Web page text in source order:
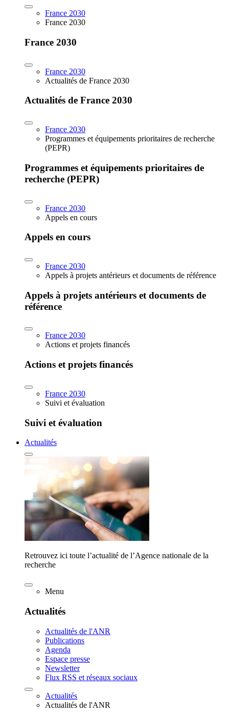
France 2030
France 2030
France 2030
France 2030
Actualités de France 2030
Actualités de France 2030
France 2030
Programmes et équipements prioritaires de recherche
(PEPR)
Programmes et équipements prioritaires de
recherche (PEPR)
France 2030
Appels en cours
Appels en cours
France 2030
Appels à projets antérieurs et documents de référence
Appels à projets antérieurs et documents de
référence
France 2030
Actions et projets financés
Actions et projets financés
France 2030
Suivi et évaluation
Suivi et évaluation
Actualités
Retrouvez ici toute l’actualité de l’Agence nationale de la
recherche
Menu
Actualités
Actualités de l'ANR
Publications
Agenda
Espace presse
Newsletter
Flux RSS et réseaux sociaux
Actualités
Actualités de l'ANR